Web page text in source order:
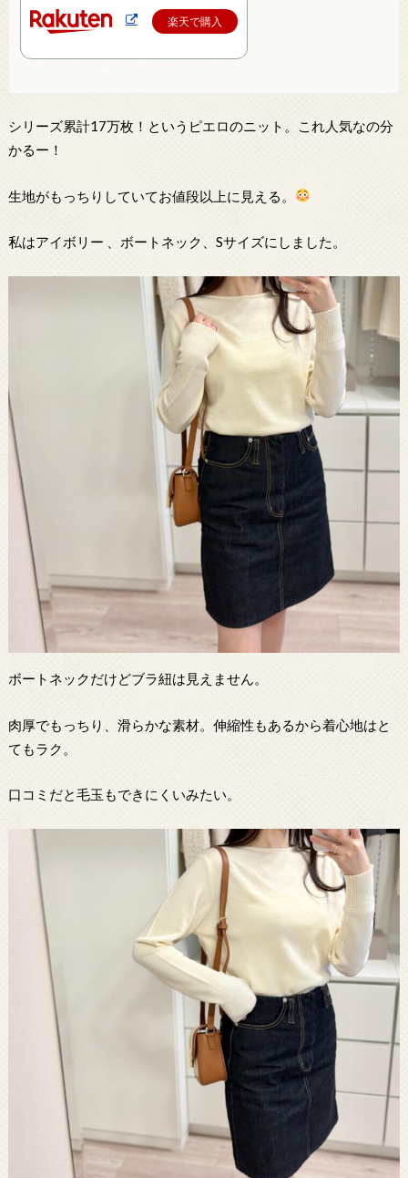
楽天で購入
シリーズ累計17万枚！というピエロのニット。これ人気なの分
かるー！
生地がもっちりしていてお値段以上に見える。
私はアイボリー 、ボートネック、Sサイズにしました。
ボートネックだけどブラ紐は見えません。
肉厚でもっちり、滑らかな素材。伸縮性もあるから着心地はと
てもラク。
口コミだと毛玉もできにくいみたい。